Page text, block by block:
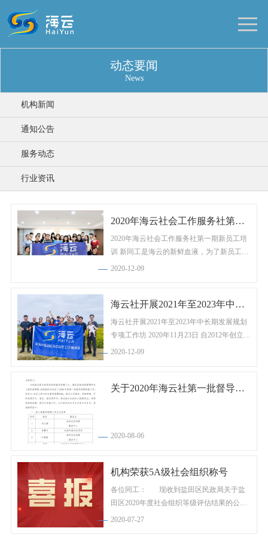
动态要闻
News
机构新闻
通知公告
服务动态
行业资讯
2020年海云社会工作服务社第一期新员工培训
2020年海云社会工作服务社第一期新员工培
训 新同工是海云的新鲜血液，为了新员工更
深入了解机构，熟悉机构管理制度及服务运
大厦8楼海云总部会议厅举办了2020新员工培
训。 ...
2020-12-09
海云社开展2021年至2023年中长期发展规划专项工作坊
海云社开展2021年至2023年中长期发展规划
专项工作坊 2020年11月23日 自2012年创立以
来经历了8年的发展，海云社工经历了成长、
云社骨干人员共同奉献智慧，沉淀宝贵经
2020-12-09
关于2020年海云社第一批督导助理选拔结果的公示
2020-08-06
机构荣获5A级社会组织称号
各位同工： 现收到盐田区民政局关于盐
田区2020年度社会组织等级评估结果的公
告，我机构荣获5A级社会组织称号。感谢每
2020-07-27